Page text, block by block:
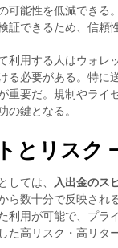
可能性を低減できる
証できるため、信頼
利用する人はウォレ
る必要がある。特に
重要だ。規制やライ
の鍵となる。
とリスク
しては、 入出金のス
ら数十分で反映され
利用が可能で、プラ
た高リスク・高リタ